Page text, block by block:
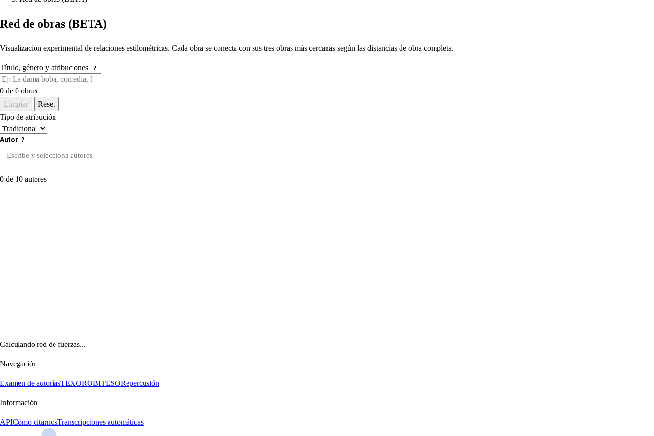
Red de obras (BETA)
Visualización experimental de relaciones estilométricas. Cada obra se conecta con sus tres obras más cercanas según las distancias de obra completa.
Título, género y atribuciones ?
0 de 0 obras
Limpiar
Reset
Tipo de atribución
Autor ?
0 de 10 autores
Calculando red de fuerzas...
Navegación
Examen de autoríasTEXOROBITESORepercusión
Información
APICómo citarnosTranscripciones automáticas